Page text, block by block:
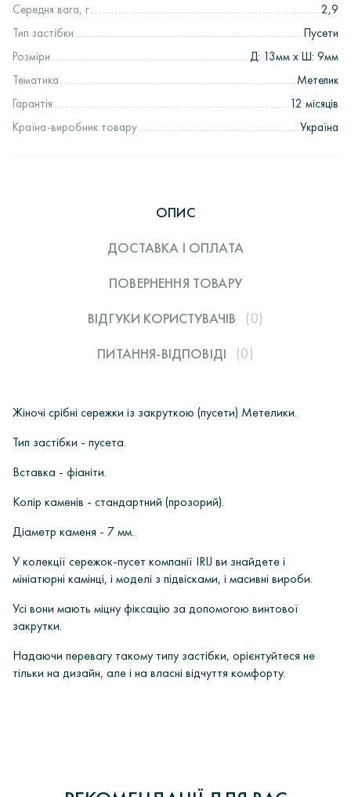
Середня вага, г
2,9
Тип застібки
Пусети
Розміри
Д: 13мм х Ш: 9мм
Тематика
Метелик
Гарантія
12 місяців
Країна-виробник товару
Україна
ОПИС
ДОСТАВКА І ОПЛАТА
ПОВЕРНЕННЯ ТОВАРУ
ВІДГУКИ КОРИСТУВАЧIВ
(0)
ПИТАННЯ-ВІДПОВІДІ
(0)
Жіночі срібні сережки із закруткою (пусети) Метелики.
Тип застібки - пусета.
Вставка - фіаніти.
Колір каменів - стандартний (прозорий).
Діаметр каменя - 7 мм.
У колекції сережок-пусет компанії IRIJ ви знайдете і
мініатюрні камінці, і моделі з підвісками, і масивні вироби.
Усі вони мають міцну фіксацію за допомогою винтової
закрутки.
Надаючи перевагу такому типу застібки, орієнтуйтеся не
тільки на дизайн, але і на власні відчуття комфорту.